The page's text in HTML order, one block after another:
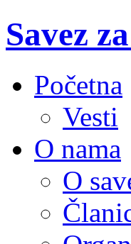
Savez
Početna
Vesti
O nama
O